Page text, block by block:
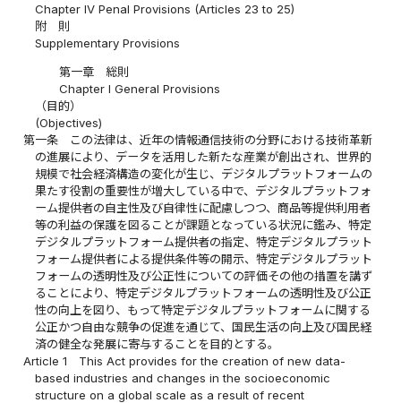
Chapter IV Penal Provisions (Articles 23 to 25)
附 則
Supplementary Provisions
第一章 総則
Chapter I General Provisions
（目的）
(Objectives)
第一条
この法律は、近年の情報通信技術の分野における技術革新
の進展により、データを活用した新たな産業が創出され、世界的
規模で社会経済構造の変化が生じ、デジタルプラットフォームの
果たす役割の重要性が増大している中で、デジタルプラットフォ
ーム提供者の自主性及び自律性に配慮しつつ、商品等提供利用者
等の利益の保護を図ることが課題となっている状況に鑑み、特定
デジタルプラットフォーム提供者の指定、特定デジタルプラット
フォーム提供者による提供条件等の開示、特定デジタルプラット
フォームの透明性及び公正性についての評価その他の措置を講ず
ることにより、特定デジタルプラットフォームの透明性及び公正
性の向上を図り、もって特定デジタルプラットフォームに関する
公正かつ自由な競争の促進を通じて、国民生活の向上及び国民経
済の健全な発展に寄与することを目的とする。
Article 1
This Act provides for the creation of new data-
based industries and changes in the socioeconomic
structure on a global scale as a result of recent